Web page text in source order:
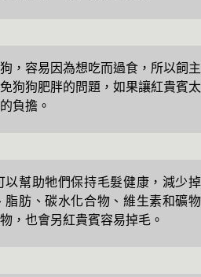
，容易因為想吃而過食，所以飼主
狗狗肥胖的問題，如果讓紅貴賓太
負擔。
幫助牠們保持毛髮健康，減少掉
脂肪、碳水化合物、維生素和礦物
，也會另紅貴賓容易掉毛。